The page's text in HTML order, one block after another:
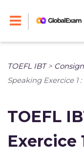
TOEFL IBT>
Speaking Exercice 1
TOEFL
Exercice